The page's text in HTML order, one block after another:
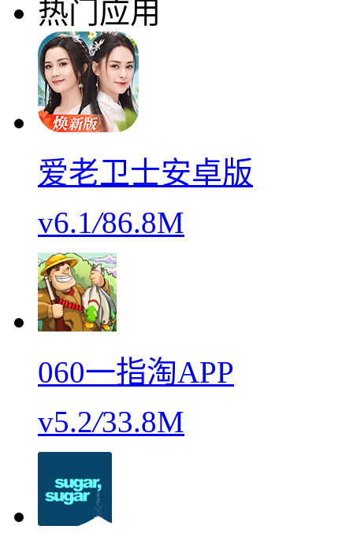
热门应用
爱老卫士安卓版
v6.1/86.8M
060一指淘APP
v5.2/33.8M